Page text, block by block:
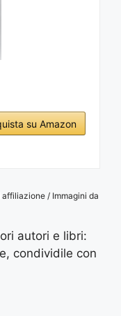
su Amazon
/ Immagini da
autori e libri:
condividile con